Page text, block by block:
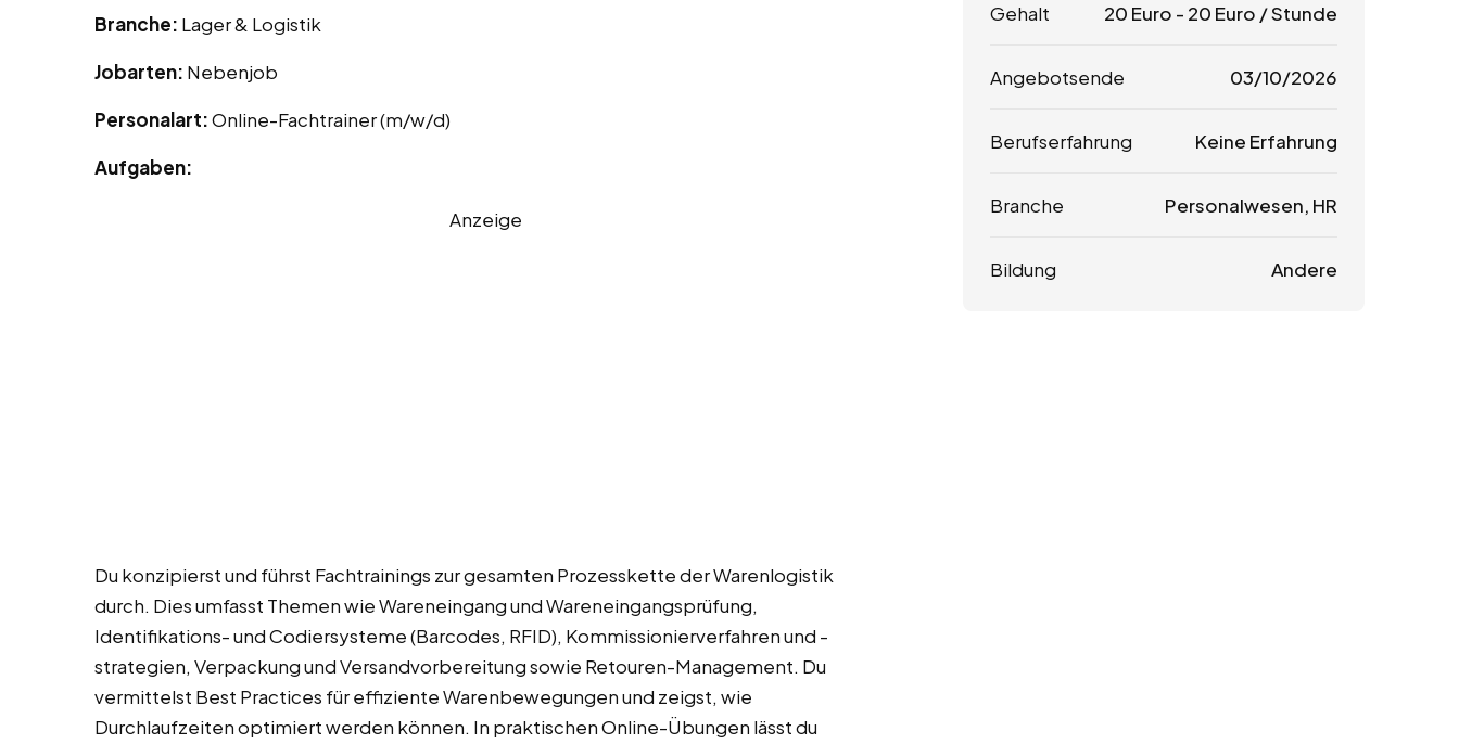
Branche: Lager & Logistik
Jobarten: Nebenjob
Personalart:Online-Fachtrainer (m/w/d)
Aufgaben:
Anzeige
Du konzipierst und führst Fachtrainings zur gesamten Prozesskette der Warenlogistik
durch. Dies umfasst Themen wie Wareneingang und Wareneingangsprüfung,
Identifikations- und Codiersysteme (Barcodes, RFID), Kommissionierverfahren und -
strategien, Verpackung und Versandvorbereitung sowie Retouren-Management. Du
vermittelst Best Practices für effiziente Warenbewegungen und zeigst, wie
Durchlaufzeiten optimiert werden können. In praktischen Online-Übungen lässt du
Gehalt 20 Euro - 20 Euro / Stunde
Angebotsende 03/10/2026
Berufserfahrung Keine Erfahrung
Branche Personalwesen, HR
Bildung Andere